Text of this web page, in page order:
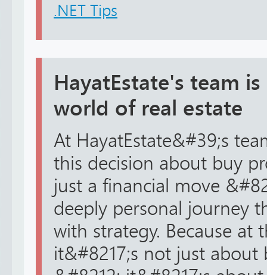
.NET Tips
HayatEstate's team
world of real estate
At HayatEstate&#39;s
this decision about buy
just a financial move
deeply personal journey
with strategy. Because at
it&#8217;s not just about